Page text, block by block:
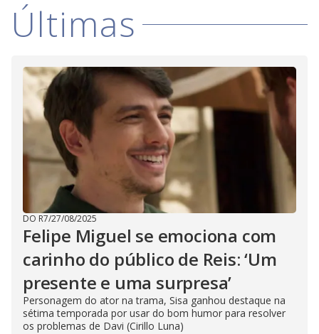
Últimas
DO R7/27/08/2025
Felipe Miguel se emociona com
carinho do público de Reis: ‘Um
presente e uma surpresa’
Personagem do ator na trama, Sisa ganhou destaque na
sétima temporada por usar do bom humor para resolver
os problemas de Davi (Cirillo Luna)